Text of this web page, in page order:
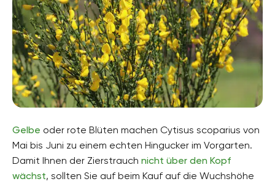
Gelbe oder rote Blüten machen Cytisus scoparius von
Mai bis Juni zu einem echten Hingucker im Vorgarten.
Damit Ihnen der Zierstrauch nicht über den Kopf
wächst, sollten Sie auf beim Kauf auf die Wuchshöhe